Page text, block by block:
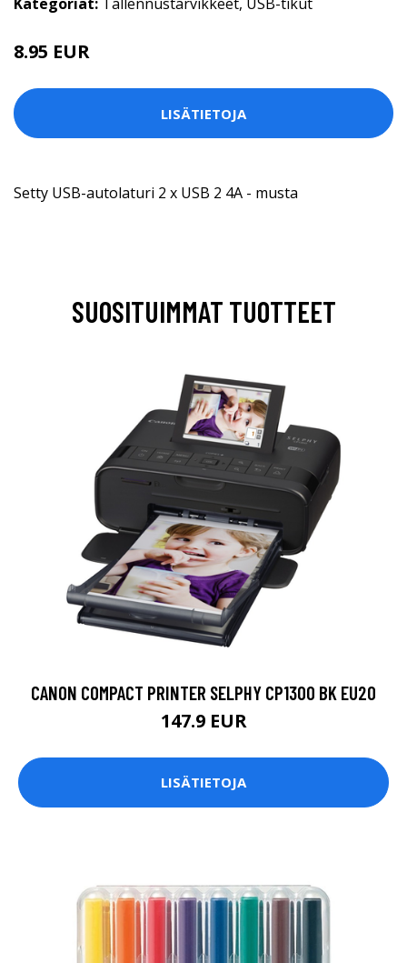
8.95 EUR
LISÄTIETOJA
Setty USB-autolaturi 2 x USB 2 4A - musta
SUOSITUIMMAT TUOTTEET
CANON COMPACT PRINTER SELPHY CP1300 BK EU20
147.9 EUR
LISÄTIETOJA